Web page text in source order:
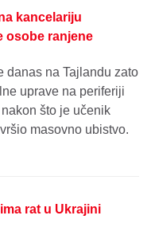
kancelariju
osobe ranjene
danas na Tajlandu zato
uprave na periferiji
što je učenik
masovno ubistvo.
rat u Ukrajini